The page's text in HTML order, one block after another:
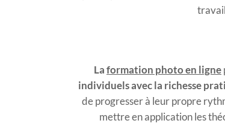
La formation photo en ligne
individuels avec la richesse
de progresser à leur propre
mettre en application les